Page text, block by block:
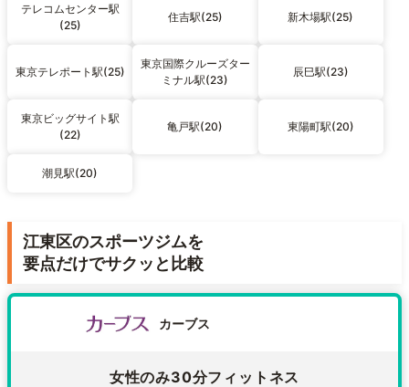
テレコムセンター駅
(25)
住吉駅(25) 新木場駅(25)
東京テレポート駅(25)
東京国際クルーズター
ミナル駅(23)
辰巳駅(23)
東京ビッグサイト駅
(22)
亀戸駅(20) 東陽町駅(20)
潮見駅(20)
江東区のスポーツジムを
要点だけでサクッと比較
カーブス
女性のみ30分フィットネス